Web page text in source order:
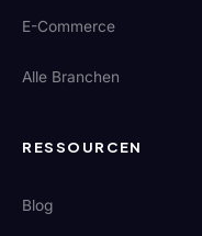
E-Commerce
Alle Branchen
RESSOURCEN
Blog